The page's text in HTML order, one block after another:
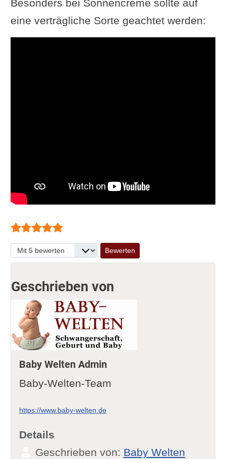
Besonders bei Sonnencreme sollte auf
eine verträgliche Sorte geachtet werden:
Bewertung:
Bitte bewerten
Geschrieben von
Baby Welten Admin
Baby-Welten-Team
https://www.baby-welten.de
Details
Geschrieben von: Baby Welten